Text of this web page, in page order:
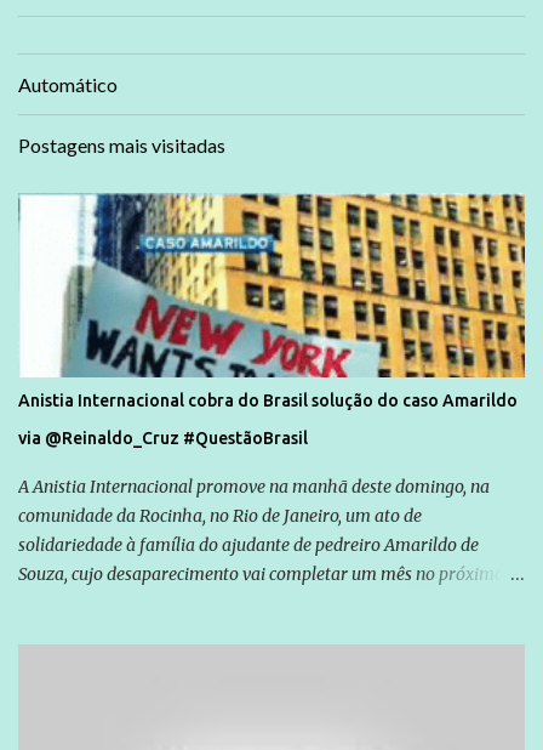
Automático
Postagens mais visitadas
Anistia Internacional cobra do Brasil solução do caso Amarildo
via @Reinaldo_Cruz #QuestãoBrasil
A Anistia Internacional promove na manhã deste domingo, na
comunidade da Rocinha, no Rio de Janeiro, um ato de
solidariedade à família do ajudante de pedreiro Amarildo de
Souza, cujo desaparecimento vai completar um mês no próximo